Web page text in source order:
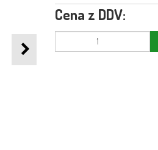
Cena z DDV: